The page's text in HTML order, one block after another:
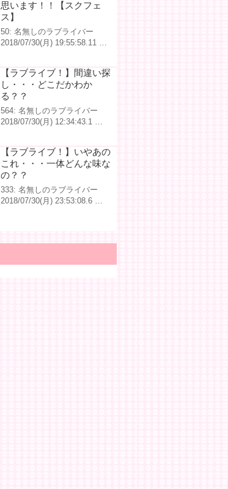
思います！！【スクフェ
ス】
50: 名無しのラブライバー
2018/07/30(月) 19:55:58.11 …
【ラブライブ！】間違い探
し・・・どこだかわか
る？？
564: 名無しのラブライバー
2018/07/30(月) 12:34:43.1 …
【ラブライブ！】いやあの
これ・・・一体どんな味な
の？？
333: 名無しのラブライバー
2018/07/30(月) 23:53:08.6 …